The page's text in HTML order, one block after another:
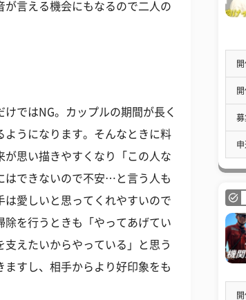
が言える機会にもなるので二人の
ではNG。カップルの期間が長く
ようになります。そんなときに料
思い描きやすくなり「この人な
はできないので不安…と言う人も
愛しいと思ってくれやすいので
を行うときも「やってあげてい
えたいからやっている」と思う
すし、相手からより好印象をも
募